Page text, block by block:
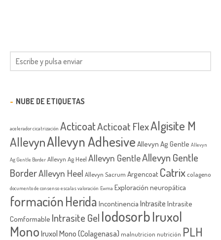
NUBE DE ETIQUETAS
acelerador cicatrización ActicoatActicoat FlexAlgisite M
AllevynAllevyn Adhesive Allevyn Ag Gentle Allevyn
Ag Gentle Border Allevyn Ag Heel Allevyn GentleAllevyn Gentle
BorderAllevyn Heel Allevyn Sacrum Argencoat Catrix colageno
documento de consenso escalas valoración Ewma Exploración neuropática
formaciónHerida Incontinencia Intrasite Intrasite
Comformable Intrasite Gel IodosorbIruxol
MonoIruxol Mono (Colagenasa) malnutricion nutrición PLH